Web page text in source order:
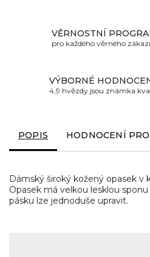
VĚRNOSTNÍ
pro každého věrného
VÝBORNÉ
4,9 hvězdy jsou známka
POPIS HODNOCENÍ
Dámský široký kožený opasek v
Opasek má velkou lesklou
pásku lze jednoduše upravit.